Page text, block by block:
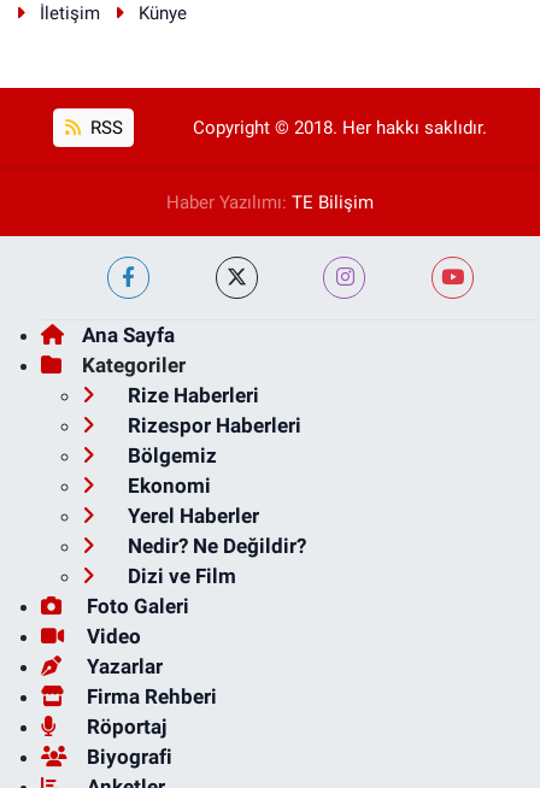
İletişim Künye
RSS Copyright © 2018. Her hakkı saklıdır.
Haber Yazılımı: TE Bilişim
Ana Sayfa
Kategoriler
Rize Haberleri
Rizespor Haberleri
Bölgemiz
Ekonomi
Yerel Haberler
Nedir? Ne Değildir?
Dizi ve Film
Foto Galeri
Video
Yazarlar
Firma Rehberi
Röportaj
Biyografi